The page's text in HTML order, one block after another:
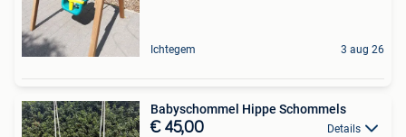
Ichtegem 3 aug 26
Babyschommel Hippe Schommels
€ 45,00 Details